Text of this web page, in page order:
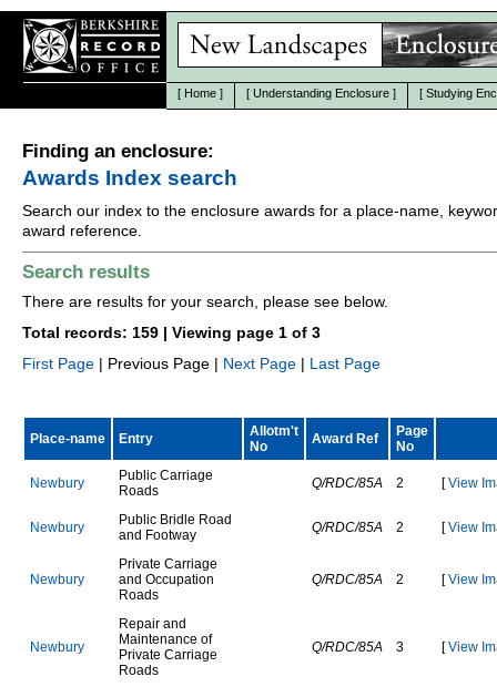
[ Home ] [ Understanding Enclosure ] [ Studying
Finding an enclosure:
Awards Index search
Search our index to the enclosure awards for a place-name,
award reference.
Search results
There are results for your search, please see below.
Total records: 159 | Viewing page 1 of 3
First Page | Previous Page | Next Page | Last Page
Place-name Entry
Allotm't
No
Award Ref
Page
No
Newbury Pub ic Carriage
Roads Q/RDC/85A 2 [View
Newbury Pub ic Brid e Road
and Footway Q/RDC/85A 2 [View
Newbury
Private Carriage
and Occupation
Roads
Q/RDC/85A 2 [View
Newbury
Repair and
Maintenance of
Private Carriage
Roads
Q/RDC/85A 3 [View